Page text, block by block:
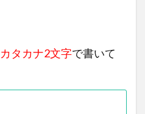
カタカナ2文字で書いて